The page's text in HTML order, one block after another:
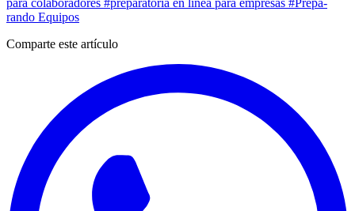
para colaboradores #preparatoria en línea para empresas #Prepa-
rando Equipos
Comparte este artículo